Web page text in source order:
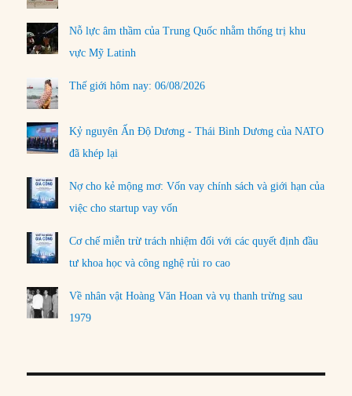
Nỗ lực âm thầm của Trung Quốc nhằm thống trị khu
vực Mỹ Latinh
Thế giới hôm nay: 06/08/2026
Kỷ nguyên Ấn Độ Dương - Thái Bình Dương của NATO
đã khép lại
Nợ cho kẻ mộng mơ: Vốn vay chính sách và giới hạn của
việc cho startup vay vốn
Cơ chế miễn trừ trách nhiệm đối với các quyết định đầu
tư khoa học và công nghệ rủi ro cao
Về nhân vật Hoàng Văn Hoan và vụ thanh trừng sau
1979